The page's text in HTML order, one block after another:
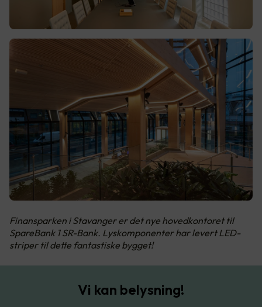
Finansparken i Stavanger er det nye hovedkontoret til
SpareBank 1 SR-Bank. Lyskomponenter har levert LED-
striper til dette fantastiske bygget!
Vi kan belysning!